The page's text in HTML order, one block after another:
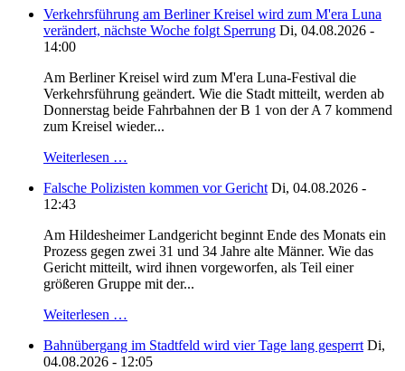
Verkehrsführung am Berliner Kreisel wird zum M'era Luna
verändert, nächste Woche folgt Sperrung Di, 04.08.2026 -
14:00
Am Berliner Kreisel wird zum M'era Luna-Festival die
Verkehrsführung geändert. Wie die Stadt mitteilt, werden ab
Donnerstag beide Fahrbahnen der B 1 von der A 7 kommend
zum Kreisel wieder...
Weiterlesen …
Falsche Polizisten kommen vor Gericht Di, 04.08.2026 -
12:43
Am Hildesheimer Landgericht beginnt Ende des Monats ein
Prozess gegen zwei 31 und 34 Jahre alte Männer. Wie das
Gericht mitteilt, wird ihnen vorgeworfen, als Teil einer
größeren Gruppe mit der...
Weiterlesen …
Bahnübergang im Stadtfeld wird vier Tage lang gesperrt Di,
04.08.2026 - 12:05